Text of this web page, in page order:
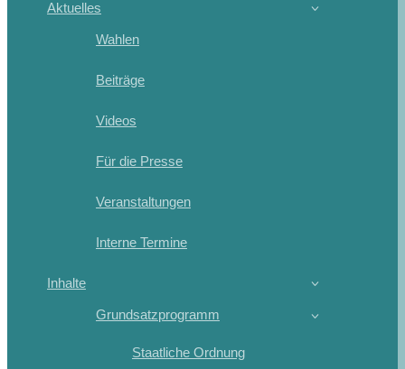
Aktuelles
Wahlen
Beiträge
Videos
Für die Presse
Veranstaltungen
Interne Termine
Inhalte
Grundsatzprogramm
Staatliche Ordnung